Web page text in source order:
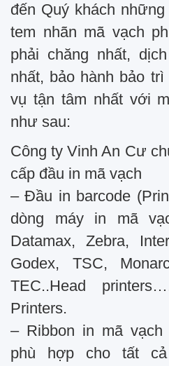
đến Quý khách
tem nhãn mã vạch
phải chăng nhất,
nhất, bảo hành bảo
vụ tận tâm nhất với
như sau:
Công ty Vinh An Cư
cấp đầu in mã vạch
– Đầu in barcode
dòng máy in mã
Datamax, Zebra,
Godex, TSC,
TEC..Head
Printers.
– Ribbon in mã
phù hợp cho tất